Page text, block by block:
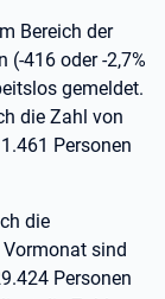
Bereich der
(-416 oder -2,7%
gemeldet.
die Zahl von
Personen
die
sind
Personen